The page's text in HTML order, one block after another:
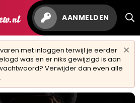
AANMELDEN
met inloggen terwijl je eerder
was en er niks gewijzigd is aan
Verwijder dan even alle